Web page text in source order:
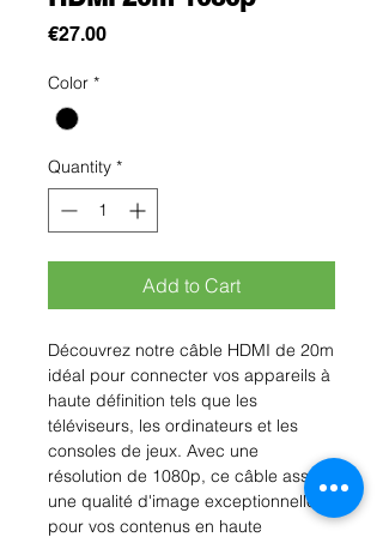
€27.00Price
Color *
Quantity *
Add to Cart
Découvrez notre câble HDMI de 20m
idéal pour connecter vos appareils à
haute définition tels que les
téléviseurs, les ordinateurs et les
consoles de jeux. Avec une
résolution de 1080p, ce câble assure
une qualité d'image exceptionnelle
pour vos contenus en haute